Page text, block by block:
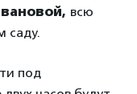
всю
саду.
под